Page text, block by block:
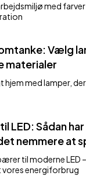
med
Vælg
materialer
med lamper,
LED: Sådan
nemmere at
til moderne LED
energiforbrug